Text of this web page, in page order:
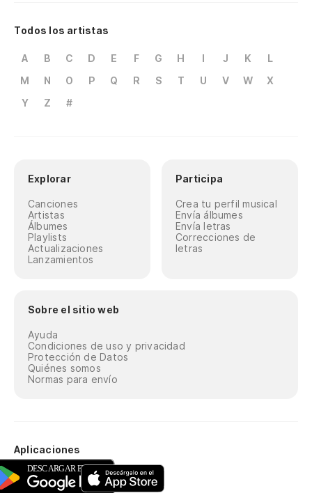
Todos los artistas
A B C D E F G H I J K
L
M
N O P Q R S T U V W
X
Y
Z #
Explorar
Canciones
Artistas
Álbumes
Playlists
Actualizaciones
Lanzamientos
Participa
Crea tu perfil musical
Envía álbumes
Envía letras
Correcciones de
letras
Sobre el sitio web
Ayuda
Condiciones de uso y privacidad
Protección de Datos
Quiénes somos
Normas para envío
Aplicaciones